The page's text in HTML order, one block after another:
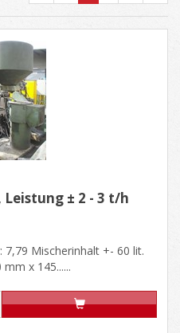
± 2 - 3 t/h
7,79 Mischerinhalt +- 60 lit.
x 145......